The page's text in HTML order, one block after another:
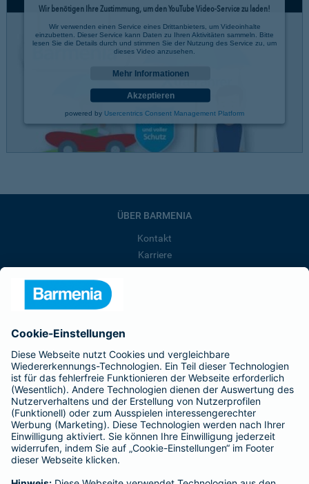
Wir benötigen Ihre Zustimmung, um den YouTube Video-Service zu laden!
Wir verwenden einen Service eines Drittanbieters, um Videoinhalte
einzubetten. Dieser Service kann Daten zu Ihren Aktivitäten sammeln. Bitte
lesen Sie die Details durch und stimmen Sie der Nutzung des Service zu, um
dieses Video anzusehen.
Mehr Informationen
Akzeptieren
powered by Usercentrics Consent Management Platform
ÜBER BARMENIA
Kontakt
Karriere
Barmenia ist Teil der BarmeniaGothaer
BELIEBTE SEITEN
Kranken-Zusatzversicherung
Tierversicherungen
Haftpflichtversicherung
Hausratversicherung